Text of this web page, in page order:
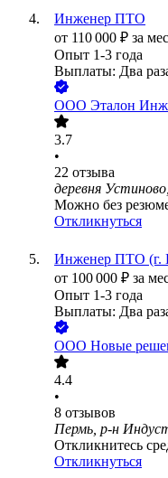
Инженер ПТО
от 110 000 ₽ за
Опыт 1-3 года
Выплаты: Два
ООО Эталон
3.7
•
22 отзыва
деревня
Можно без
Откликнуться
Инженер ПТО (г.
от 100 000 ₽ за
Опыт 1-3 года
Выплаты: Два
ООО Новые
4.4
•
8 отзывов
Пермь, р-н
Откликнитесь
Откликнуться